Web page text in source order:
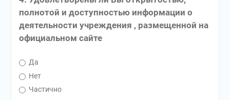
полнотой и доступностью информации о
деятельности учреждения , размещенной на
официальном сайте
Да
Нет
Частично